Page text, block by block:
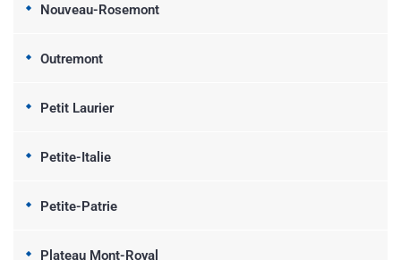
Nouveau-Rosemont
Outremont
Petit Laurier
Petite-Italie
Petite-Patrie
Plateau Mont-Royal